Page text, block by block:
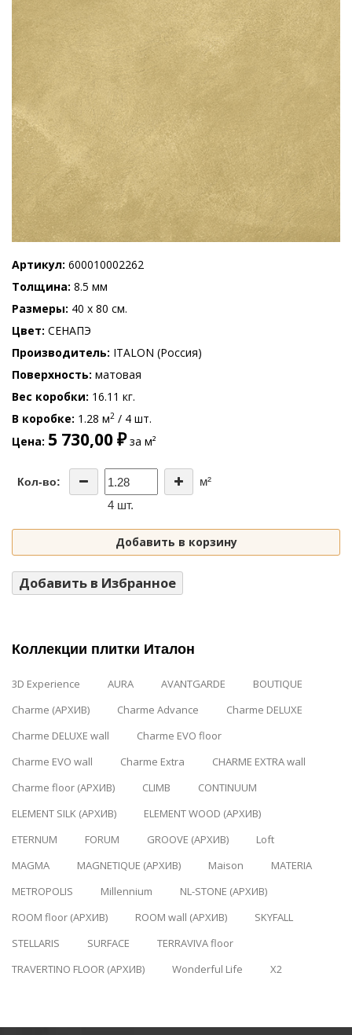
Артикул 600010002262
Толщина 8.5 мм
Размеры 40 x 80 см.
Цвет СЕНАПЭ
Производитель ITALON (Россия)
Поверхность матовая
Вес коробки 16.11 кг.
В коробке 1.28 м2 / 4 шт.
Цена 5 730,00 ₽за м²
Кол-во:
м²
4 шт.
Добавить в корзину
Добавить в Избранное
Коллекции плитки Италон
3D Experience AURA AVANTGARDE
BOUTIQUE
Charme (АРХИВ)
Charme Advance
Charme DELUXE
Charme DELUXE wall
Charme EVO floor
Charme EVO wall
Charme Extra
CHARME EXTRA wall
Charme floor (АРХИВ)
CLIMB
CONTINUUM
ELEMENT SILK (АРХИВ)
ELEMENT WOOD (АРХИВ)
ETERNUM
FORUM GROOVE (АРХИВ)
Loft
MAGMA
MAGNETIQUE (АРХИВ) Maison
MATERIA
METROPOLIS
Millennium
NL-STONE (АРХИВ)
ROOM floor (АРХИВ)
ROOM wall (АРХИВ)
SKYFALL
STELLARIS
SURFACE
TERRAVIVA floor
TRAVERTINO FLOOR (АРХИВ)
Wonderful Life X2